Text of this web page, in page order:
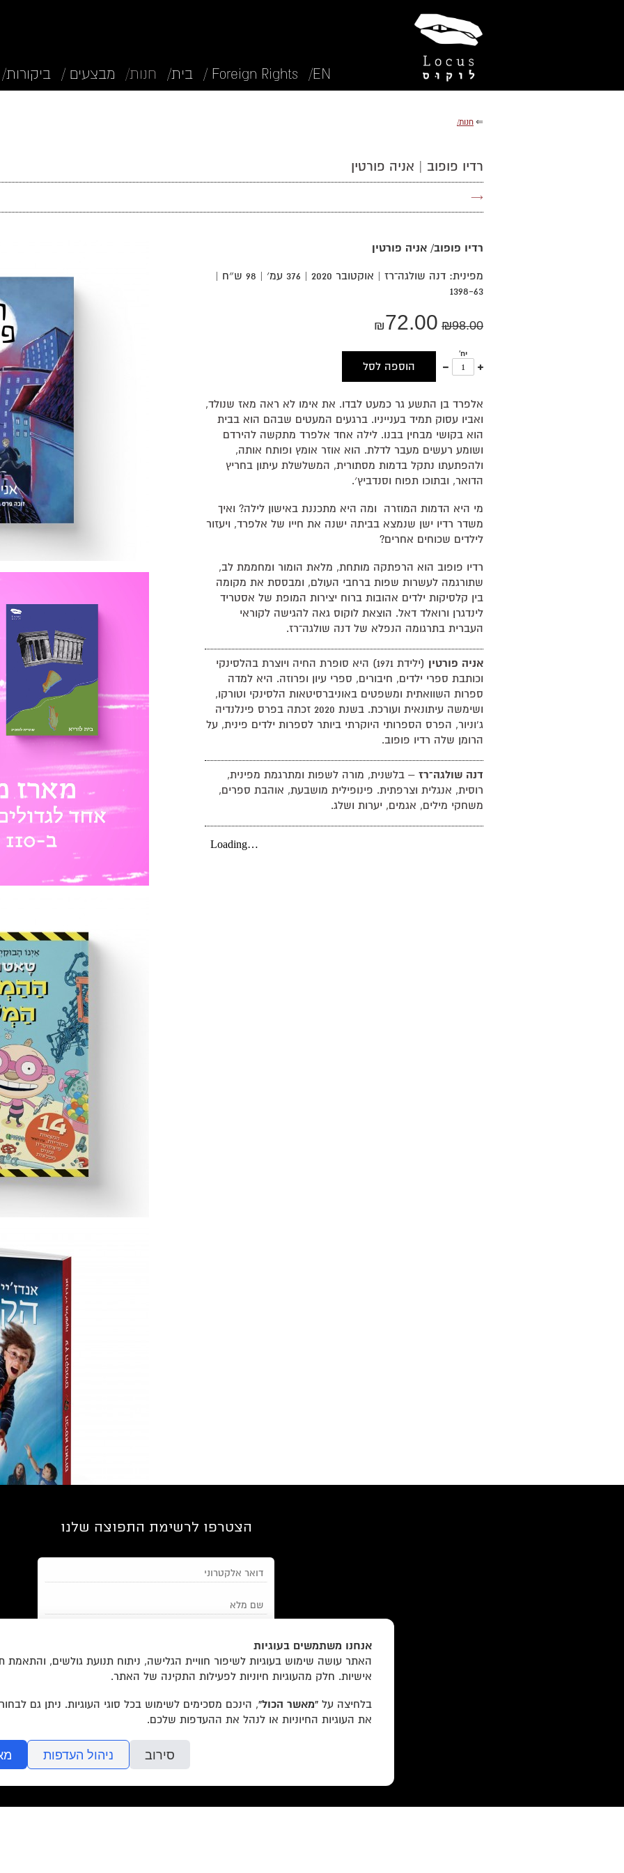
EN/
Foreign Rights / בית/ חנות/ מבצעים / ביקורות/
⇐ חנות/
רדיו פופוב | אניה פורטין
→
רדיו פופוב/ אניה פורטין
מפינית: דנה שולגה־רז | אוקטובר 2020 | 376 עמ׳ | 98 ש״ח |
1398-63
₪98.00
₪72.00
יח'
עוד
אחד
הוספה לסל
אלפרד בן התשע גר כמעט לבדו. את אימו לא ראה מאז שנולד,
ואביו עסוק תמיד בענייניו. ברגעים המעטים שבהם הוא בבית
הוא בקושי מבחין בבנו. לילה אחד אלפרד מתקשה להירדם
ושומע רעשים מעבר לדלת. הוא אוזר אומץ ופותח אותה,
ולהפתעתו נתקל בדמות מסתורית, המשלשלת עיתון בחריץ
הדואר, ובתוכו תפוח וסנדביץ׳.
מי היא הדמות המוזרה ומה היא מתכננת באישון לילה? ואיך
משדר רדיו ישן שנמצא בביתה ישנה את חייו של אלפרד, ויעזור
לילדים שכוחים אחרים?
רדיו פופוב הוא הרפתקה מותחת, מלאת הומור ומחממת לב,
שתורגמה לעשרות שפות ברחבי העולם, ומבססת את מקומה
בין קלסיקות ילדים אהובות ברוח יצירות המופת של אסטריד
לינדגרן ורואלד דאל. הוצאת לוקוס גאה להגישה לקוראי
העברית בתרגומה הנפלא של דנה שולגה־רז.
אניה פורטין
(ילידת 1971) היא סופרת החיה ויוצרת בהלסינקי
וכותבת ספרי ילדים, חיבורים, ספרי עיון ופרוזה. היא למדה
ספרות השוואתית ומשפטים באוניברסיטאות הלסינקי וטורקו,
ושימשה עיתונאית ועורכת. בשנת 2020 זכתה בפרס פינלנדיה
ג'וניור, הפרס הספרותי היוקרתי ביותר לספרות ילדים פינית, על
הרומן שלה רדיו פופוב.
דנה שולגה־רז – בלשנית, מורה לשפות ומתרגמת מפינית,
רוסית, אנגלית וצרפתית. פינופילית מושבעת, אוהבת ספרים,
משחקי מילים, אגמים, יערות ושלג.
אם כרגע מה שבוער בך זה פילאטיס, בזה את צריכה להתמקד / יונתן רז-פורטוגלי והילה טוני נבוק
הצטרפו לרשימת התפוצה שלנו
הודעות מאתר זה בלבד (לא ספאם)
בשליחת הטופס אתם מאשרים אתמדיניות הפרטיותשל האתר.
רשימת חנויות פרטיות
אנחנו משתמשים בעוגיות
האתר עושה שימוש בעוגיות לשיפור חוויית הגלישה, ניתוח תנועת גולשים, והתאמת
אישיות. חלק מהעוגיות חיוניות לפעילות התקינה של האתר.
בלחיצה על “מאשר הכול”, הינכם מסכימים לשימוש בכל סוגי העוגיות. ניתן גם
את העוגיות החיוניות או לנהל את ההעדפות שלכם.
סירוב ניהול העדפות